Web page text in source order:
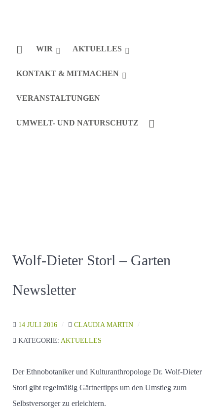
WIR AKTUELLES
KONTAKT & MITMACHEN
VERANSTALTUNGEN
UMWELT- UND NATURSCHUTZ
Wolf-Dieter Storl – Garten
Newsletter
14 JULI 2016 CLAUDIA MARTIN
KATEGORIE: AKTUELLES
Der Ethnobotaniker und Kulturanthropologe Dr. Wolf-Dieter
Storl gibt regelmäßig Gärtnertipps um den Umstieg zum
Selbstversorger zu erleichtern.